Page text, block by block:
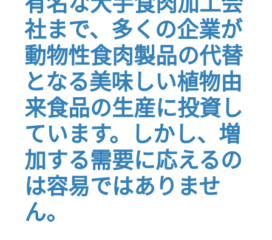
社まで、多くの企業が
動物性食肉製品の代替
となる美味しい植物由
来食品の生産に投資し
ています。しかし、増
加する需要に応えるの
は容易ではありませ
ん。